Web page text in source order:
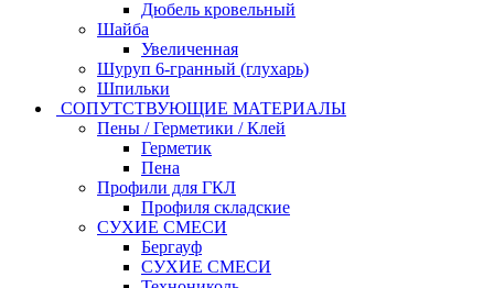
Дюбель кровельный
Шайба
Увеличенная
Шуруп 6-гранный (глухарь)
Шпильки
СОПУТСТВУЮЩИЕ МАТЕРИАЛЫ
Пены / Герметики / Клей
Герметик
Пена
Профили для ГКЛ
Профиля складские
СУХИЕ СМЕСИ
Бергауф
СУХИЕ СМЕСИ